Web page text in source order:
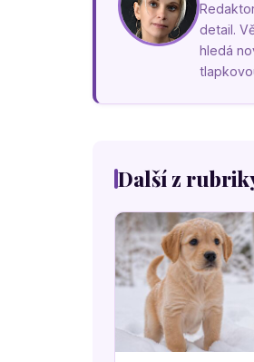
detail.
hledá
Další z